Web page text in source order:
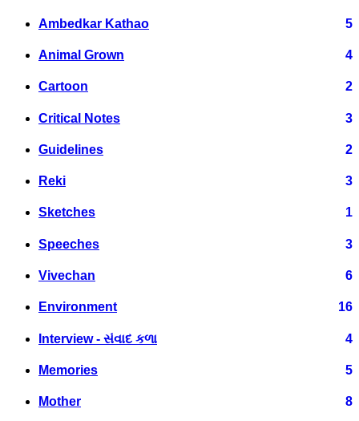
Ambedkar Kathao 5
Animal Grown 4
Cartoon 2
Critical Notes 3
Guidelines 2
Reki 3
Sketches 1
Speeches 3
Vivechan 6
Environment 16
Interview - સંવાદ કળા 4
Memories 5
Mother 8